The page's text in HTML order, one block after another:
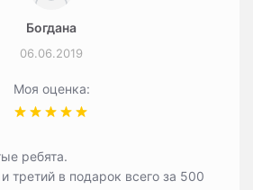
Богдана
06.06.2019
Моя оценка:
ребята.
третий в подарок всего за 500